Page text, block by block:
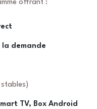
offrant :
la demande
TV, Box Android